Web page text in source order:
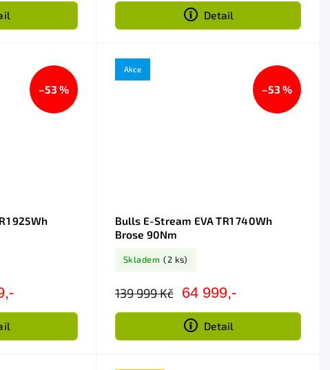
Detail
–53 %
925Wh
Akce
–53 %
Bulls E-Stream EVA TR1 740Wh
Brose 90Nm
Skladem (2 ks)
139 999 Kč 64 999,-
Detail